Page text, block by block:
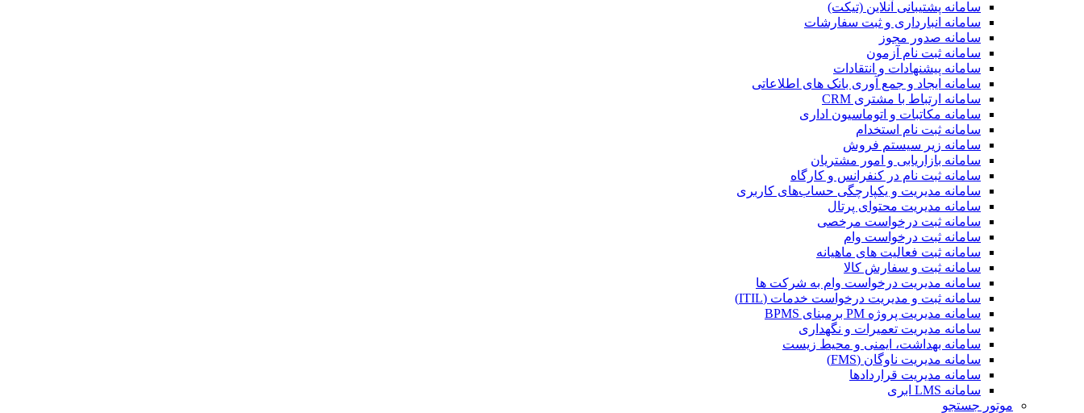
سامانه پشتیبانی آنلاین (تیکت)
سامانه انبارداری و ثبت سفارشات
سامانه صدور مجوز
سامانه ثبت نام آزمون
سامانه پیشنهادات و انتقادات
سامانه ایجاد و جمع آوری بانک‌ های اطلاعاتی
سامانه ارتباط با مشتری CRM
سامانه مکاتبات و اتوماسیون اداری
سامانه ثبت نام استخدام
سامانه زیر سیستم فروش
سامانه بازاریابی و امور مشتریان
سامانه ثبت نام در کنفرانس و کارگاه
سامانه مدیریت و یکپارچگی حساب‌های کاربری
سامانه مدیریت محتوای پرتال
سامانه ثبت درخواست مرخصی
سامانه ثبت درخواست وام
سامانه ثبت فعالیت های ماهیانه
سامانه ثبت و سفارش کالا
سامانه مدیریت درخواست وام به شرکت ها
سامانه ثبت و مدیریت درخواست خدمات (ITIL)
سامانه مدیریت پروژه PM برمبنای BPMS
سامانه مدیریت تعمیرات و نگهداری
سامانه بهداشت، ایمنی و محیط زیست
سامانه مدیریت ناوگان (FMS)
سامانه مدیریت قراردادها
سامانه LMS ابری
موتور جستجو